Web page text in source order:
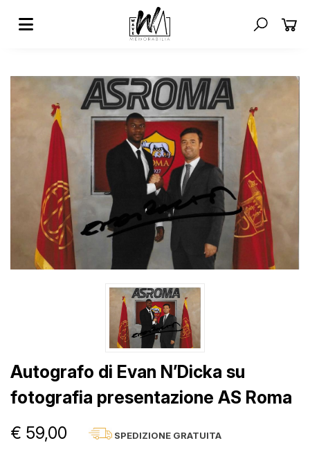
Autografo di Evan N’Dicka su
fotografia presentazione AS Roma
€ 59,00 SPEDIZIONE GRATUITA